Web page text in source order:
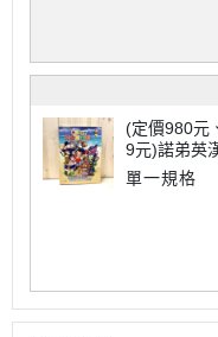
(定價980元
9元)諾弟英
單一規格